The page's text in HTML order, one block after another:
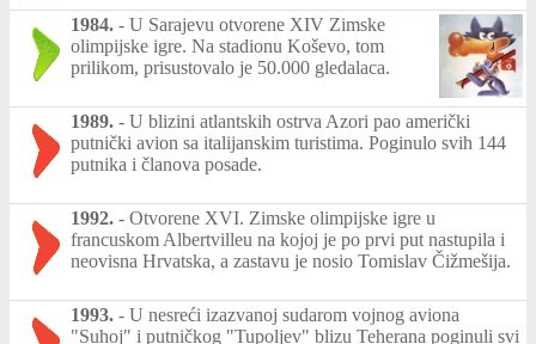
1984. - U Sarajevu otvorene XIV Zimske
olimpijske igre. Na stadionu Koševo, tom
prilikom, prisustovalo je 50.000 gledalaca.
1989. - U blizini atlantskih ostrva Azori pao američki
putnički avion sa italijanskim turistima. Poginulo svih 144
putnika i članova posade.
1992. - Otvorene XVI. Zimske olimpijske igre u
francuskom Albertvilleu na kojoj je po prvi put nastupila i
neovisna Hrvatska, a zastavu je nosio Tomislav Čižmešija.
1993. - U nesreći izazvanoj sudarom vojnog aviona
"Suhoj" i putničkog "Tupoljev" blizu Teherana poginuli svi